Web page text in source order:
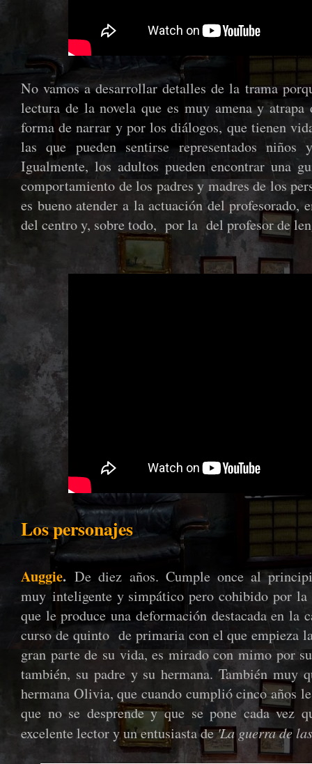
No vamos a desarrollar detalles de la trama
lectura de la novela que es muy amena y
forma de narrar y por los diálogos, que tienen
las que pueden sentirse representados niños
Igualmente, los adultos pueden encontrar una
comportamiento de los padres y madres de los
es bueno atender a la actuación del
del centro y, sobre todo, por la del profesor de
Los personajes
Auggie.De diez años. Cumple once al
muy inteligente y simpático pero cohibido por la
que le produce una deformación destacada en
curso de quinto de primaria con el que empieza
gran parte de su vida, es mirado con mimo por
también, su padre y su hermana. También muy
hermana Olivia, que cuando cumplió cinco años
que no se desprende y que se pone cada vez
excelente lector y un entusiasta de'La guerra de